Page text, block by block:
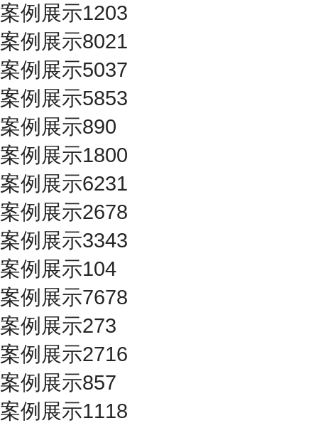
案例展示1203
案例展示8021
案例展示5037
案例展示5853
案例展示890
案例展示1800
案例展示6231
案例展示2678
案例展示3343
案例展示104
案例展示7678
案例展示273
案例展示2716
案例展示857
案例展示1118